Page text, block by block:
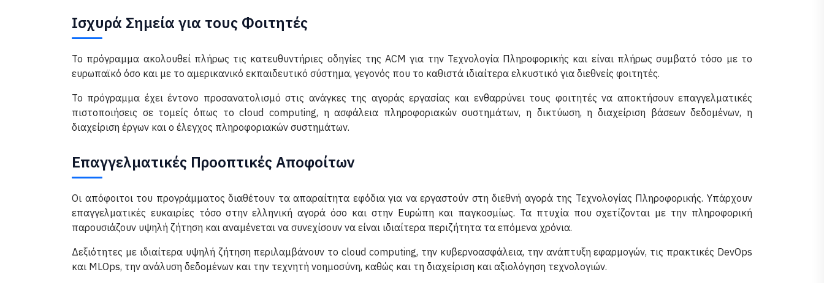
Ισχυρά Σημεία για τους Φοιτητές
Το πρόγραμμα ακολουθεί πλήρως τις κατευθυντήριες οδηγίες της ACM για την Τεχνολογία Πληροφορικής και είναι πλήρως συμβατό τόσο με το
ευρωπαϊκό όσο και με το αμερικανικό εκπαιδευτικό σύστημα, γεγονός που το καθιστά ιδιαίτερα ελκυστικό για διεθνείς φοιτητές.
Το πρόγραμμα έχει έντονο προσανατολισμό στις ανάγκες της αγοράς εργασίας και ενθαρρύνει τους φοιτητές να αποκτήσουν επαγγελματικές
πιστοποιήσεις σε τομείς όπως το cloud computing, η ασφάλεια πληροφοριακών συστημάτων, η δικτύωση, η διαχείριση βάσεων δεδομένων, η
διαχείριση έργων και ο έλεγχος πληροφοριακών συστημάτων.
Επαγγελματικές Προοπτικές Αποφοίτων
Οι απόφοιτοι του προγράμματος διαθέτουν τα απαραίτητα εφόδια για να εργαστούν στη διεθνή αγορά της Τεχνολογίας Πληροφορικής. Υπάρχουν
επαγγελματικές ευκαιρίες τόσο στην ελληνική αγορά όσο και στην Ευρώπη και παγκοσμίως. Τα πτυχία που σχετίζονται με την πληροφορική
παρουσιάζουν υψηλή ζήτηση και αναμένεται να συνεχίσουν να είναι ιδιαίτερα περιζήτητα τα επόμενα χρόνια.
Δεξιότητες με ιδιαίτερα υψηλή ζήτηση περιλαμβάνουν το cloud computing, την κυβερνοασφάλεια, την ανάπτυξη εφαρμογών, τις πρακτικές DevOps
και MLOps, την ανάλυση δεδομένων και την τεχνητή νοημοσύνη, καθώς και τη διαχείριση και αξιολόγηση τεχνολογιών.